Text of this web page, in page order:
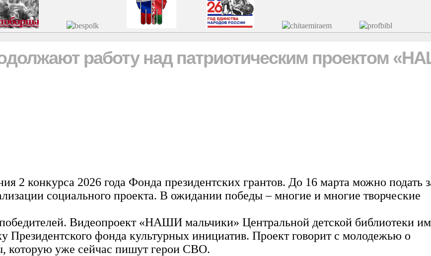
работу над патриотическим проектом
2 конкурса 2026 года Фонда президентских грантов. До 16 марта можно подать
социального проекта. В ожидании победы – многие и многие творческие
Видеопроект «НАШИ мальчики» Центральной детской библиотеки
Президентского фонда культурных инициатив. Проект говорит с молодежью о
которую уже сейчас пишут герои СВО.